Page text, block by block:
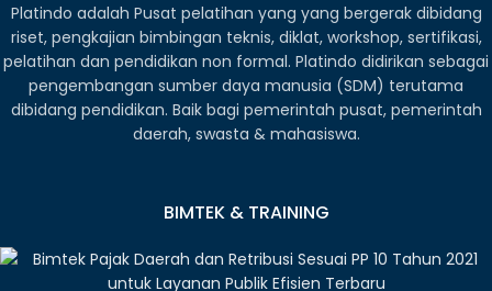
Platindo adalah Pusat pelatihan yang yang bergerak dibidang
riset, pengkajian bimbingan teknis, diklat, workshop, sertifikasi,
pelatihan dan pendidikan non formal. Platindo didirikan sebagai
pengembangan sumber daya manusia (SDM) terutama
dibidang pendidikan. Baik bagi pemerintah pusat, pemerintah
daerah, swasta & mahasiswa.
BIMTEK & TRAINING